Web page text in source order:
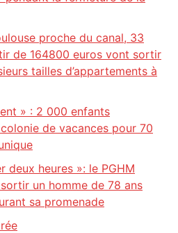
proche du canal, 33
de 164800 euros vont sortir
tailles d’appartements à
» : 2 000 enfants
de vacances pour 70
deux heures »: le PGHM
un homme de 78 ans
sa promenade